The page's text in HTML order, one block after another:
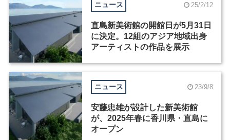
コラム ニュース 25/2/12
直島新美術館の開館⽇が5⽉31⽇
に決定。12組のアジア地域出身
アーティストの作品を展示
ニュース 23/9/8
安藤忠雄が設計した新美術館
が、2025年春に香川県・直島に
オープン